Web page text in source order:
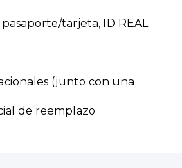
tarjeta, ID REAL
(junto con una
de reemplazo